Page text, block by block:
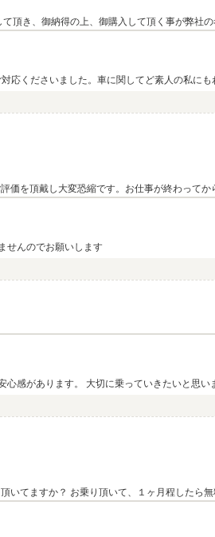
頂き、御納得の上、御購入して頂く事が弊社
ける様に、環境を整えております。 保証に付
応くださいました。車に関してど素人の私に
後のメンテナンスにも相談に乗って頂きたい
を頂戴し大変恐縮です。お仕事が終わって
い出しても申し訳ない気持ちです（苦笑）。
がります。結果的にランニングコストを抑え
ます。ありがとうございました。
せんのでお願いします
感があります。 大切に乗っていきたいと思い
てますか？ お乗り頂いて、１ヶ月程したら